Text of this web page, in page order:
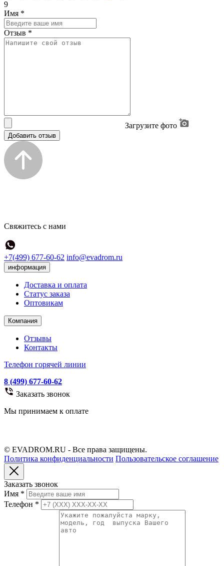
9
Имя *
Отзыв *
Загрузите фото
Добавить отзыв
Свяжитесь с нами
+7(499) 677-60-62 info@evadrom.ru
информация
Доставка и оплата
Статус заказа
Оптовикам
Компания
Отзывы
Контакты
Телефон горячей линии
8 (499) 677-60-62
Заказать звонок
Мы принимаем к оплате
© EVADROM.RU - Все права защищены.
Политика конфиденциальности Пользовательское соглашение
Заказать звонок
Имя *
Телефон *